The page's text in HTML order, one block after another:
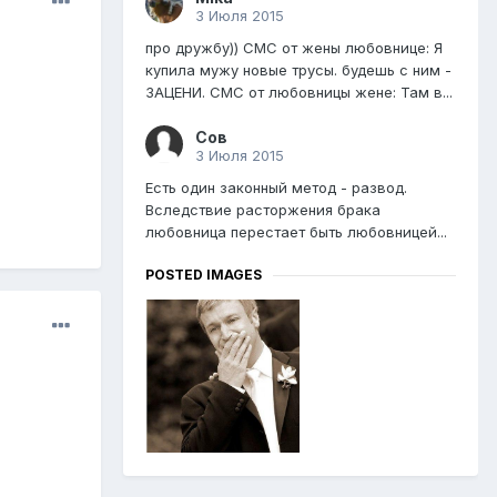
3 Июля 2015
про дружбу)) СМС от жены любовнице: Я
купила мужу новые трусы. будешь с ним -
ЗАЦЕНИ. СМС от любовницы жене: Там в...
Сов
3 Июля 2015
Есть один законный метод - развод.
Вследствие расторжения брака
любовница перестает быть любовницей...
POSTED IMAGES